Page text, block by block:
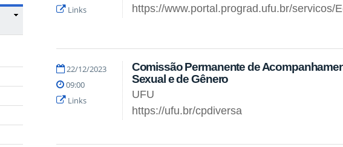
Links
https://www.portal.prograd.ufu.br/servicos/
22/12/2023
09:00
Links
Comissão Permanente de
Sexual e de Gênero
UFU
https://ufu.br/cpdiversa